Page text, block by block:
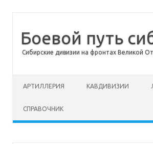
Боевой путь
Сибирские дивизии на фронтах Великой
АРТИЛЛЕРИЯ КАВДИВИЗИИ
СПРАВОЧНИК